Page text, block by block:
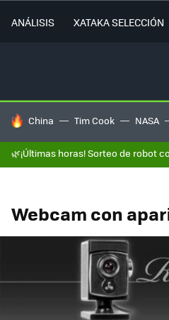
ANÁLISIS XATAKA SELECCIÓN
HOY SE HABLA DE
China Tim Cook NASA
🌿¡Últimas horas! Sorteo de robot
Webcam con